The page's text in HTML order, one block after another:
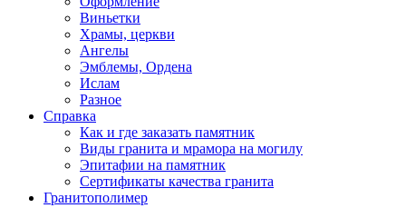
Виньетки
Храмы, церкви
Ангелы
Эмблемы, Ордена
Ислам
Разное
Справка
Как и где заказать памятник
Виды гранита и мрамора на могилу
Эпитафии на памятник
Сертификаты качества гранита
Гранитополимер